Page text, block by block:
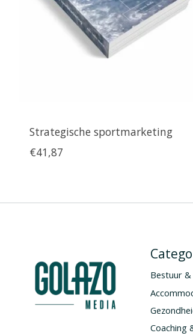
Strategische sportmarketing
€41,87
Bestuur
Coaching